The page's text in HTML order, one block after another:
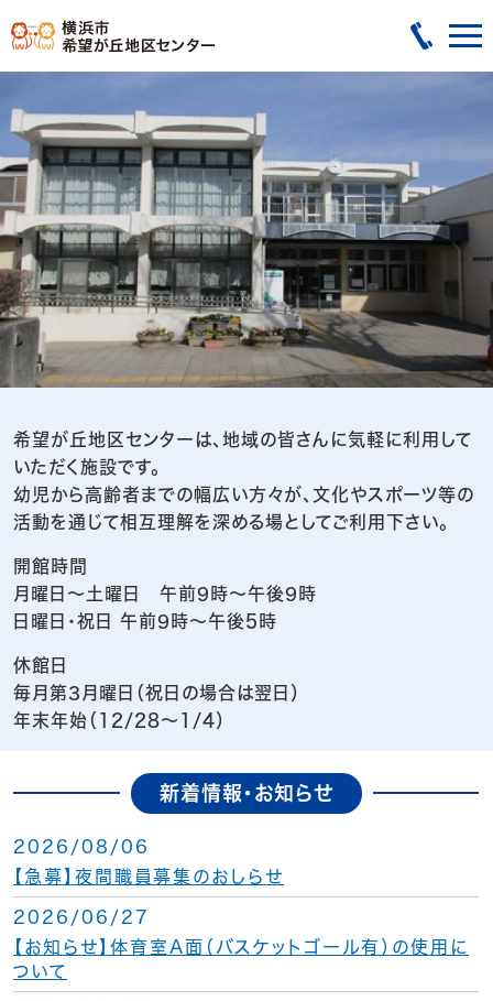
希望が丘地区センターは、地域の皆さんに気軽に利用して
いただく施設です。
幼児から高齢者までの幅広い方々が、文化やスポーツ等の
活動を通じて相互理解を深める場としてご利用下さい。
開館時間
月曜日～土曜日 午前9時～午後9時
日曜日・祝日 午前9時～午後5時
休館日
毎月第3月曜日（祝日の場合は翌日）
年末年始（12/28～1/4）
新着情報・お知らせ
2026/08/06
【急募】夜間職員募集のおしらせ
2026/06/27
【お知らせ】体育室A面（バスケットゴール有）の使用に
ついて